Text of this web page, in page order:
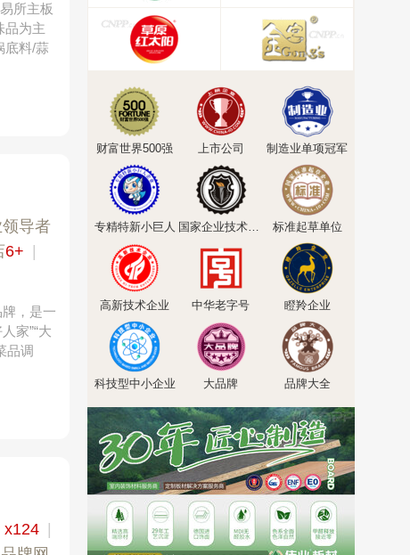
所主板
品为主
底料/蒜
导者
6+
，是一
家”“大
品调
x124
财富世界500强 上市公司 制造业单项冠军
专精特新小巨人 国家企业技术中心 标准起草单位
高新技术企业 中华老字号 瞪羚企业
科技型中小企业 大品牌 品牌大全